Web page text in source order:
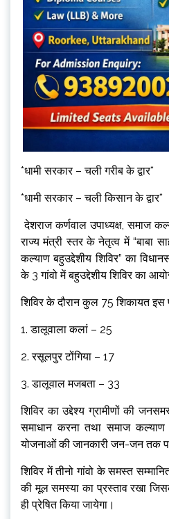
*धामी सरकार – चली गरीब के द्वार*
*धामी सरकार – चली किसान के द्वार*
देशराज कर्णवाल उपाध्यक्ष, समाज
राज्य मंत्री स्तर के नेतृत्व में “बाबा
कल्याण बहुउद्देशीय शिविर” का
के 3 गांवो में बहुउद्देशीय शिविर का
शिविर के दौरान कुल 75 शिकायत इस
1. डालूवाला कलां – 25
2. रसूलपुर टोंगिया – 17
3. डालूवाल मजबता – 33
शिविर का उद्देश्य ग्रामीणों की
समाधान करना तथा समाज कल्याण
योजनाओं की जानकारी जन-जन तक
शिविर में तीनो गांवो के समस्त
की मूल समस्या का प्रस्ताव रखा
ही प्रेषित किया जायेगा।